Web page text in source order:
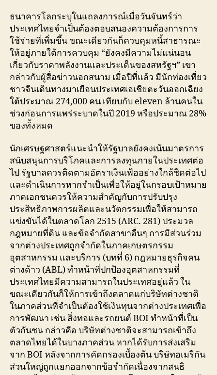
ธนาคารโลกระบุในแถลงการณ์เมื่อวันจันทร์ว่า
ประเทศไทยจำเป็นต้องตอบสนองความต้องการการ
ใช้จ่ายที่เพิ่มขึ้น ขณะเดียวกันก็ควบคุมหนี้สาธารณะ
ให้อยู่ภายใต้การควบคุม “ยังคงมีความไม่แน่นอน
เกี่ยวกับราคาพลังงานและประเด็นของสหรัฐฯ” เขา
กล่าวกับผู้สื่อข่าวนอกสนาม เมื่อปีที่แล้ว มีนักท่องเที่ยว
ชาวจีนเดินทางมาเยือนประเทศเอเชียตะวันออกเฉียง
ใต้ประมาณ 274,000 คน เทียบกับ eleven ล้านคนใน
ช่วงก่อนการแพร่ระบาดในปี 2019 หรือประมาณ 28%
ของทั้งหมด
นักเศรษฐศาสตร์แนะนำให้รัฐบาลยังคงเน้นมาตรการ
สนับสนุนการบริโภคและการลงทุนภายในประเทศต่อ
ไป รัฐบาลควรติดตามอัตราเงินเฟ้ออย่างใกล้ชิดต่อไป
และดำเนินการหากจำเป็นเพื่อให้อยู่ในกรอบเป้าหมาย
ภาคเอกชนควรให้ความสำคัญกับการปรับปรุง
ประสิทธิภาพการผลิตและนวัตกรรมเพื่อให้สามารถ
แข่งขันได้ในตลาดโลก 2515 (ARC. 281) ประมวล
กฎหมายที่ดิน และข้อจำกัดสาขาอื่นๆ การมีส่วนร่วม
จากต่างประเทศถูกจำกัดในภาคเกษตรกรรม
อุตสาหกรรม และบริการ (บทที่ 6) กฎหมายธุรกิจคน
ต่างด้าว (ABL) ทำหน้าที่ปกป้องอุตสาหกรรมที่
ประเทศไทยมีความสามารถในประเทศอยู่แล้ว ใน
ขณะเดียวกันก็ให้การเข้าถึงตลาดแก่บริษัทต่างชาติ
ในภาคส่วนที่จำเป็นต้องใช้เงินทุนจากต่างประเทศเพื่อ
การพัฒนา เช่น สิ่งทอและรถยนต์ BOI ทำหน้าที่เป็น
ตัวกันชน กล่าวคือ บริษัทต่างชาติจะสามารถเข้าถึง
ตลาดไทยได้ในบางภาคส่วน หากได้รับการส่งเสริม
จาก BOI หลังจากการคัดกรองเบื้องต้น บริษัทอเมริกัน
ส่วนใหญ่ถูกแยกออกจากข้อจำกัดเนื่องจากสนธิ